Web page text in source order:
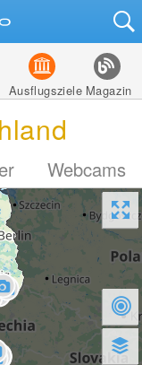
Ausflugsziele Magazin
Webcams